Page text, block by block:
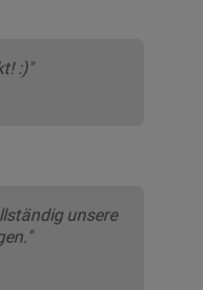
:)"
unsere